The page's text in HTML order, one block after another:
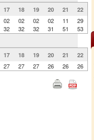
17 18 19 20 21
22
02
32
02
32
02
32
02
31
11
51
29
53
17 18 19 20 21
22
27 27 27 26 26 26